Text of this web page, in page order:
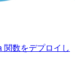
関数をデプロイし